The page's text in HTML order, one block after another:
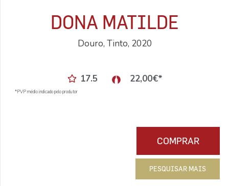
DONA MATILDE
Douro, Tinto, 2020
17.5 22,00€*
*PVP médio indicado pelo produtor
COMPRAR
PESQUISAR MAIS